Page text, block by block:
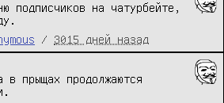
подписчиков на чатурбейте,
/ 3015 дней назад
прыщах продолжаются